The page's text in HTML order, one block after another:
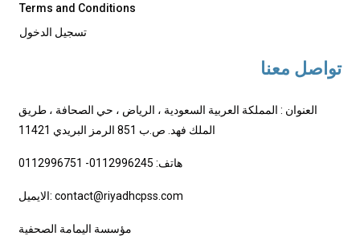
Terms and Conditions
تسجيل الدخول
تواصل معنا
العنوان : المملكة العربية السعودية ، الرياض ، حي الصحافة ، طريق
الملك فهد. ص.ب 851 الرمز البريدي 11421
هاتف: 0112996245- 0112996751
الايميل: contact@riyadhcpss.com
مؤسسة اليمامة الصحفية